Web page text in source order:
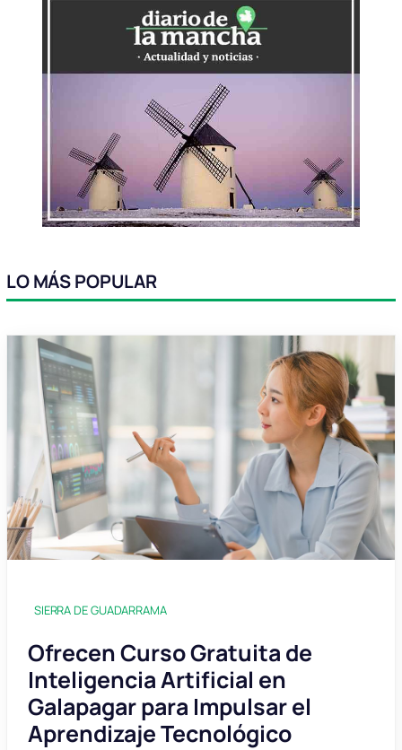
LO MÁS POPULAR
SIERRA DE GUADARRAMA
Ofrecen Curso Gratuita de
Inteligencia Artificial en
Galapagar para Impulsar el
Aprendizaje Tecnológico